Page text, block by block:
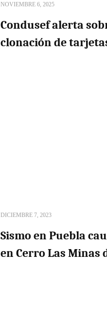
NOVIEMBRE 6, 2025
Condusef alerta
clonación de
DICIEMBRE 7, 2023
Sismo en Puebla
en Cerro Las Minas